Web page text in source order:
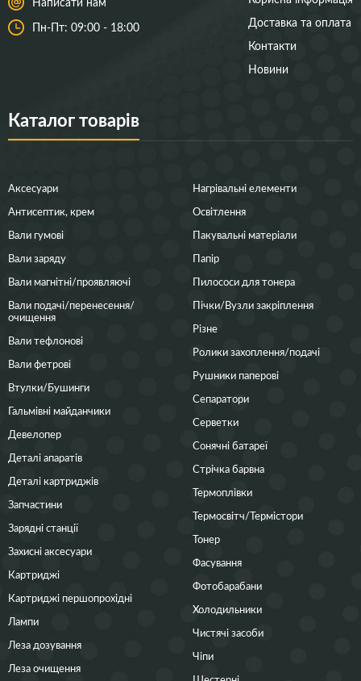
Пн-Пт: 09:00 - 18:00
Доставка та оплата
Контакти
Новини
Каталог товарів
Аксесуари
Антисептик, крем
Вали гумові
Вали заряду
Вали магнітні/проявляючі
Вали подачі/перенесення/
очищення
Вали тефлонові
Вали фетрові
Втулки/Бушинги
Гальмівні майданчики
Девелопер
Деталі апаратів
Деталі картриджів
Запчастини
Зарядні станції
Захисні аксесуари
Картриджі
Картриджі першопрохідні
Лампи
Леза дозування
Леза очищення
Нагрівальні елементи
Освітлення
Пакувальні матеріали
Папір
Пилососи для тонера
Пічки/Вузли закріплення
Різне
Ролики захоплення/подачі
Рушники паперові
Сепаратори
Серветки
Сонячні батареї
Стрічка барвна
Термоплівки
Термосвітч/Термістори
Тонер
Фасування
Фотобарабани
Холодильники
Чистячі засоби
Чіпи